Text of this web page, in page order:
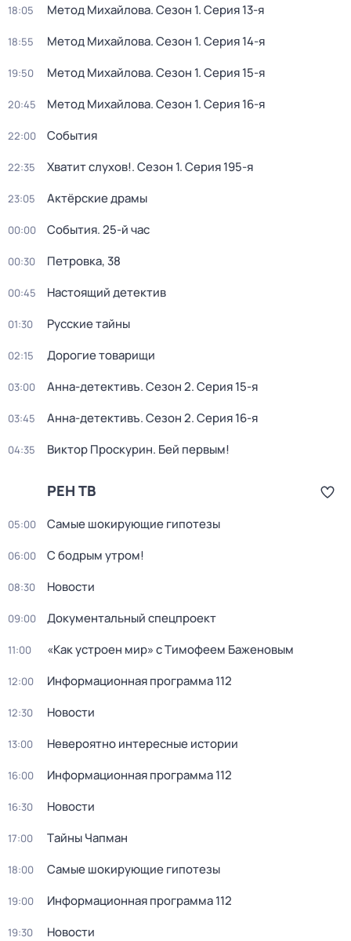
18:05 Метод Михайлова. Сезон 1. Серия 13-я
18:55 Метод Михайлова. Сезон 1. Серия 14-я
19:50 Метод Михайлова. Сезон 1. Серия 15-я
20:45 Метод Михайлова. Сезон 1. Серия 16-я
22:00 События
22:35 Хватит слухов!. Сезон 1. Серия 195-я
23:05 Актёрские драмы
00:00 События. 25-й час
00:30 Петровка, 38
00:45 Настоящий детектив
01:30 Русские тайны
02:15 Дорогие товарищи
03:00 Анна-детективъ. Сезон 2. Серия 15-я
03:45 Анна-детективъ. Сезон 2. Серия 16-я
04:35 Виктор Проскурин. Бей первым!
РЕН ТВ
05:00 Самые шoкиpующие гипотезы
06:00 С бодрым утром!
08:30 Новости
09:00 Документальный спецпроект
11:00 «Как устроен мир» с Тимофеем Баженовым
12:00 Информационная программа 112
12:30 Новости
13:00 Невероятно интересные истории
16:00 Информационная программа 112
16:30 Новости
17:00 Тaйны Чапман
18:00 Самые шoкиpующие гипотезы
19:00 Информационная программа 112
19:30 Новости